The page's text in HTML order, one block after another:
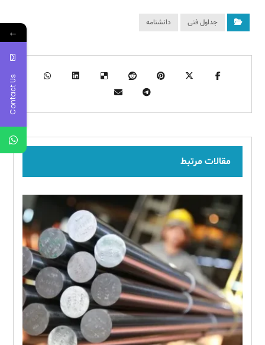
جداول فنی دانشنامه
مقالات مرتبط
←
Contact Us